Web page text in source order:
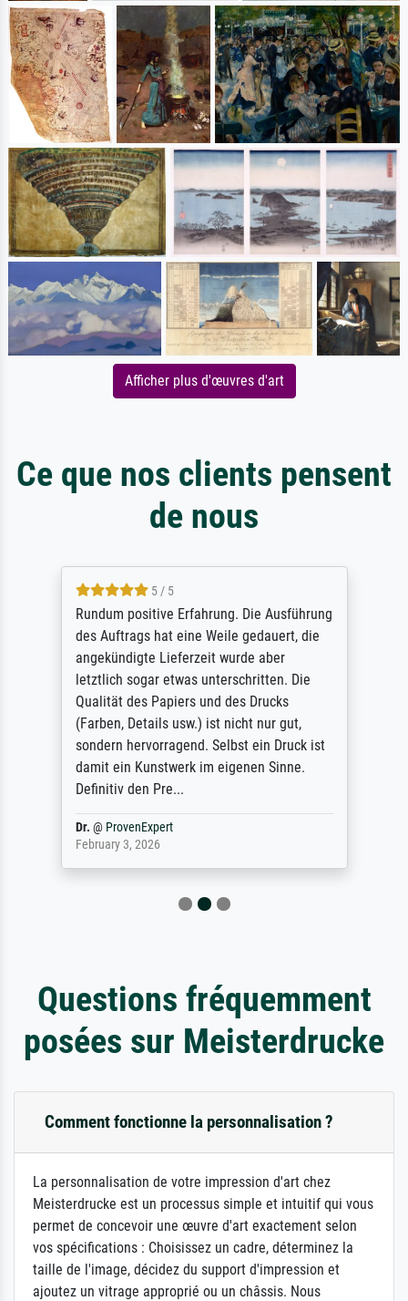
Afficher plus d'œuvres d'art
Ce que nos clients pensent
de nous
5 / 5
Rundum positive Erfahrung. Die Ausführung
des Auftrags hat eine Weile gedauert, die
angekündigte Lieferzeit wurde aber
letztlich sogar etwas unterschritten. Die
Qualität des Papiers und des Drucks
(Farben, Details usw.) ist nicht nur gut,
sondern hervorragend. Selbst ein Druck ist
damit ein Kunstwerk im eigenen Sinne.
Definitiv den Pre...
Dr. @ ProvenExpert
February 3, 2026
Questions fréquemment
posées sur Meisterdrucke
Comment fonctionne la personnalisation ?
La personnalisation de votre impression d'art chez
Meisterdrucke est un processus simple et intuitif qui vous
permet de concevoir une œuvre d'art exactement selon
vos spécifications : Choisissez un cadre, déterminez la
taille de l'image, décidez du support d'impression et
ajoutez un vitrage approprié ou un châssis. Nous